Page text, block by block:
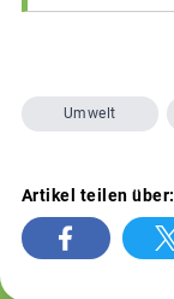
Umwelt
Artikel teilen über: